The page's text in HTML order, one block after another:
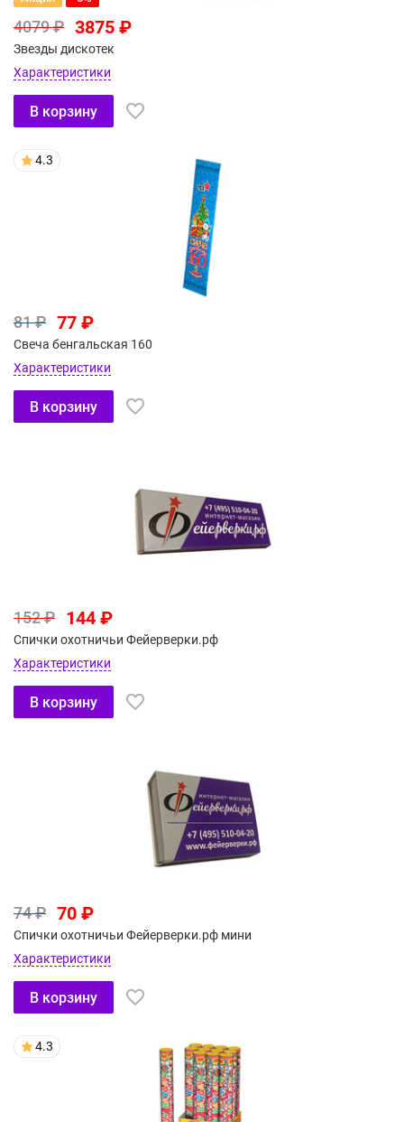
4079 ₽ 3875 ₽
Звезды дискотек
Характеристики
В корзину
4.3
81 ₽ 77 ₽
Свеча бенгальская 160
Характеристики
В корзину
152 ₽ 144 ₽
Спички охотничьи Фейерверки.рф
Характеристики
В корзину
74 ₽ 70 ₽
Спички охотничьи Фейерверки.рф мини
Характеристики
В корзину
4.3